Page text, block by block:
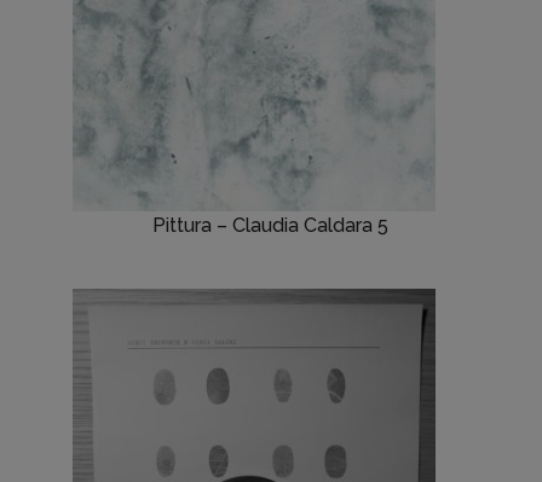
Pittura – Claudia Caldara 5